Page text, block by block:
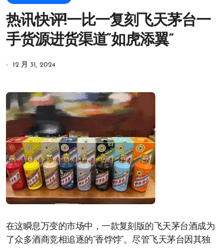
热讯快评!一比一复刻飞天茅台一
手货源进货渠道“如虎添翼”
12 月 31, 2024
在这瞬息万变的市场中，一款复刻版的飞天茅台酒成为
了众多酒商竞相追逐的“香饽饽”。尽管飞天茅台因其独